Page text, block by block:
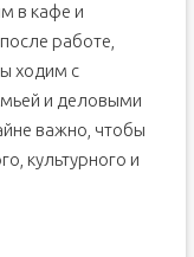
в кафе и
работе,
ходим с
и деловыми
важно, чтобы
культурного и